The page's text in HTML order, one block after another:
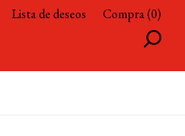
Lista de deseos Compra (0)